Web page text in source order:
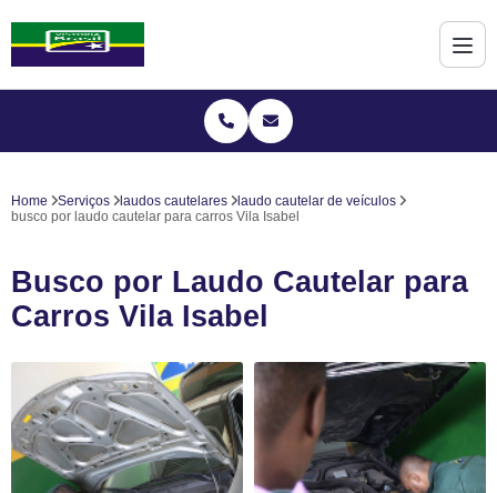
Home Serviços laudos cautelares
laudo cautelar de veículos
busco por laudo cautelar para carros Vila Isabel
Busco por Laudo Cautelar para
Carros Vila Isabel